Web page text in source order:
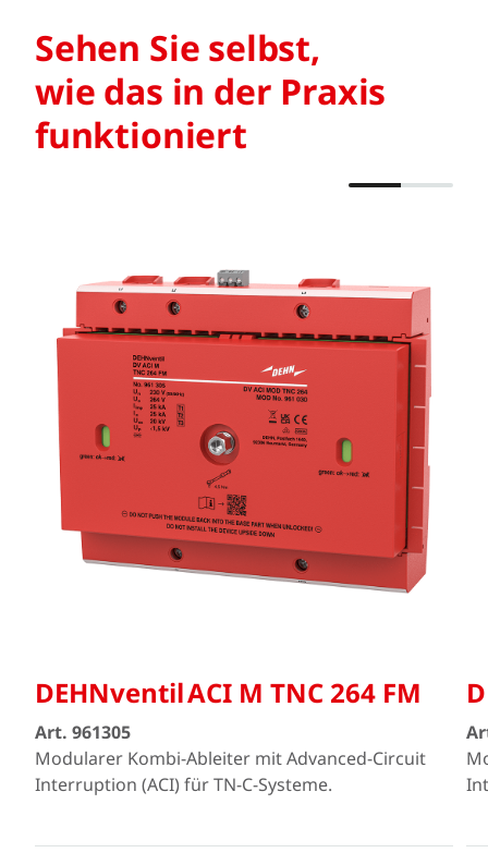
Sehen Sie selbst,
wie das in der Praxis
funktioniert
DEHNventil ACI M TNC 264 FM
Art. 961305
Modularer Kombi-Ableiter mit Advanced-Circuit
Interruption (ACI) für TN-C-Systeme.